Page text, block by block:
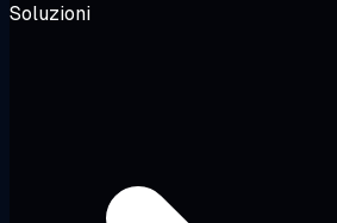
Soluzioni